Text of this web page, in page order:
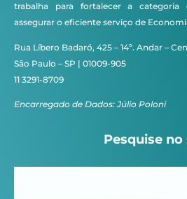
trabalha para fortalecer a categoria
assegurar o eficiente serviço de
Rua Líbero Badaró, 425 – 14º. Andar –
São Paulo – SP | 01009-905
11 3291-8709
Encarregado de Dados: Júlio Poloni
Pesquise no